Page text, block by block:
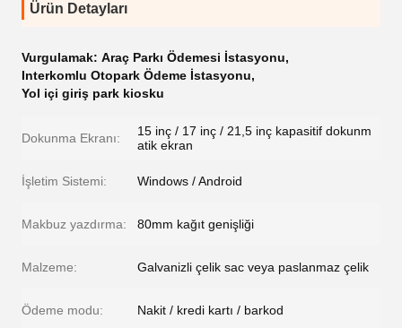
Ürün Detayları
Vurgulamak: Araç Parkı Ödemesi İstasyonu,
Interkomlu Otopark Ödeme İstasyonu,
Yol içi giriş park kiosku
Dokunma Ekranı:
15 inç / 17 inç / 21,5 inç kapasitif dokunm
atik ekran
İşletim Sistemi: Windows / Android
Makbuz yazdırma: 80mm kağıt genişliği
Malzeme: Galvanizli çelik sac veya paslanmaz çelik
Ödeme modu: Nakit / kredi kartı / barkod